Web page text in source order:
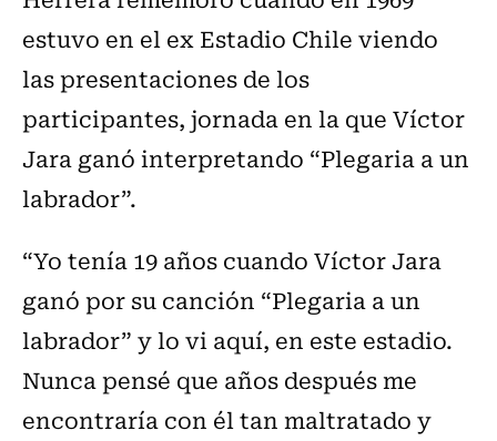
estuvo en el ex Estadio Chile viendo
las presentaciones de los
participantes, jornada en la que Víctor
Jara ganó interpretando “Plegaria a un
labrador”.
“Yo tenía 19 años cuando Víctor Jara
ganó por su canción “Plegaria a un
labrador” y lo vi aquí, en este estadio.
Nunca pensé que años después me
encontraría con él tan maltratado y